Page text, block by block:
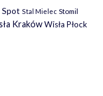
Spot Stal Mielec Stomil
KrakówWisła Płock